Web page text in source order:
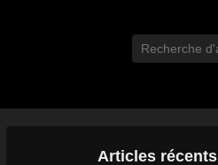
Recherche
Articles récents